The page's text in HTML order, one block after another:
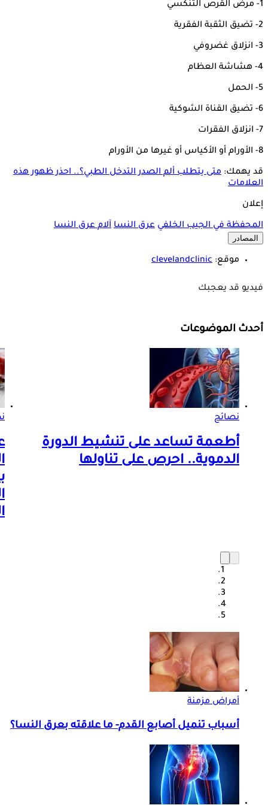
1- مرض القرص التنكسي
2- تضيق الثقبة الفقرية
3- انزلاق غضروفي
4- هشاشة العظام
5- الحمل
6- تضيق القناة الشوكية
7- انزلاق الفقرات
8- الأورام أو الأكياس أو غيرها من الأورام
قد يهمك: متى يتطلب ألم الصدر التدخل الطبي؟.. احذر ظهور هذه
العلامات
إعلان
المحفظة في الجيب الخلفي عرق النسا آلام عرق النسا
المصادر
موقع: clevelandclinic
فيديو قد يعجبك
أحدث الموضوعات
نصائح
أطعمة تساعد على تنشيط الدورة
الدموية.. احرص على تناولها
أمراض مزمنة
أسباب تنميل أصابع القدم- ما علاقته بعرق النسا؟